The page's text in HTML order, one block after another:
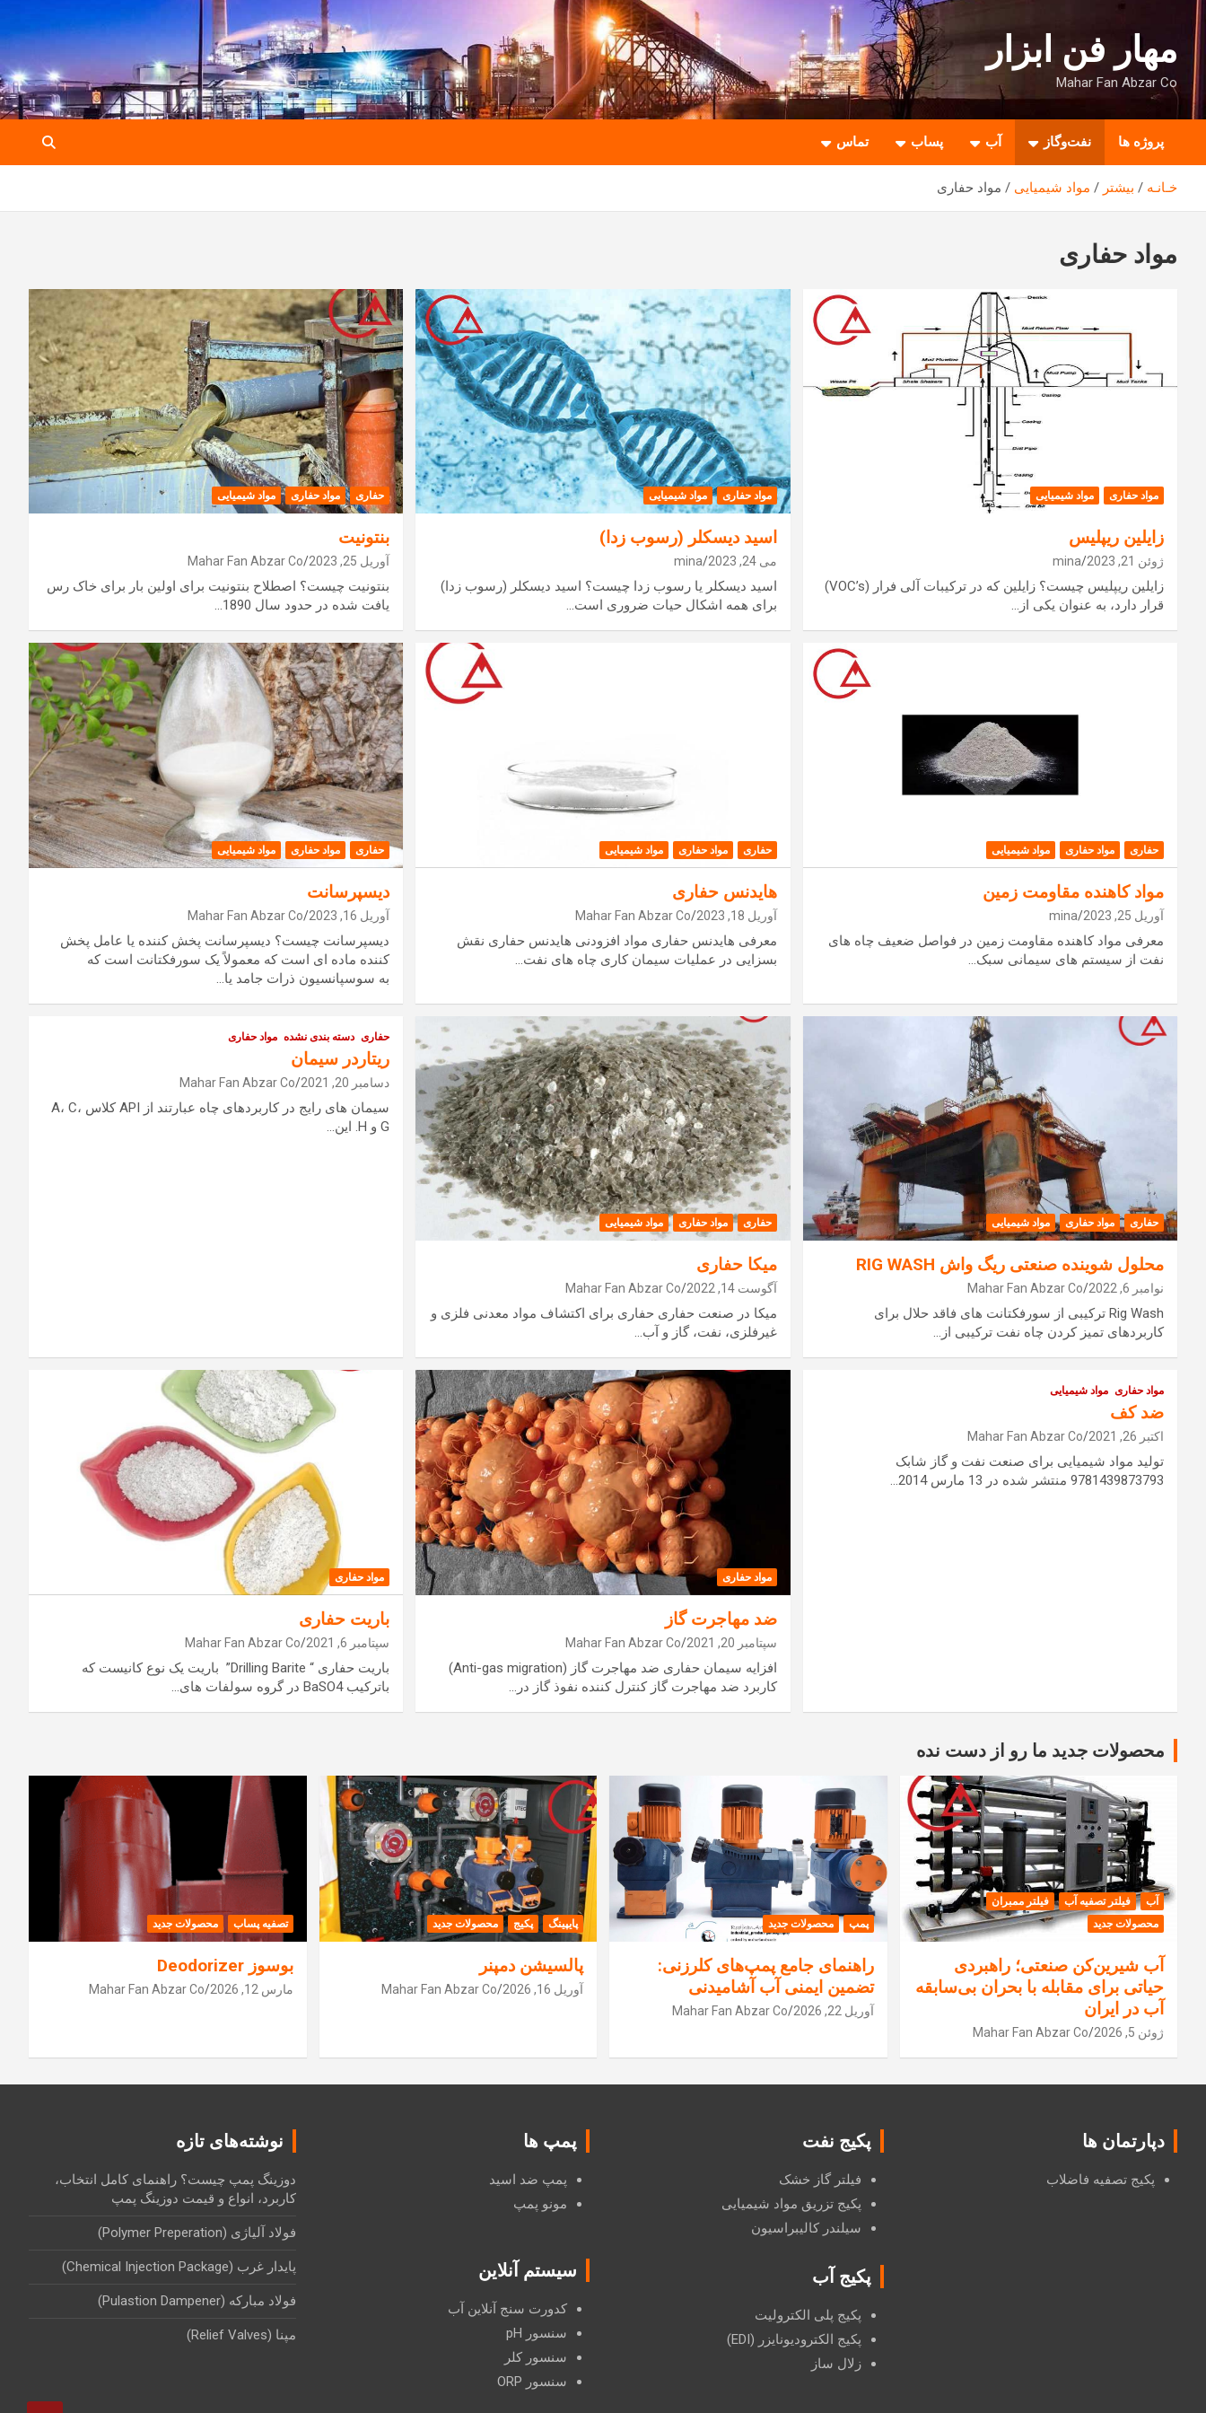
به
محتوا
بروید
مهار فن ابزار
Mahar Fan Abzar Co
پروژه ها نفت‌وگاز آب پساب تماس
خـانـه بیشتر مواد شیمیایی مواد حفاری
مواد حفاری
مواد حفاری مواد شیمیایی
زایلین ریپلیس
ژوئن 21, 2023 mina
زایلین ریپلیس چیست؟ زایلین که در ترکیبات آلی فرار (VOC’s)
قرار دارد، به عنوان یکی از…
مواد حفاری مواد شیمیایی
اسید دیسکلر (رسوب زدا)
می 24, 2023 mina
اسید دیسکلر یا رسوب زدا چیست؟ اسید دیسکلر (رسوب زدا)
برای همه اشکال حیات ضروری است…
حفاری مواد حفاری مواد شیمیایی
بنتونیت
آوریل 25, 2023 Mahar Fan Abzar Co
بنتونیت چیست؟ اصطلاح بنتونیت برای اولین بار برای خاک رس
یافت شده در حدود سال 1890…
حفاری مواد حفاری مواد شیمیایی
مواد کاهنده مقاومت زمین
آوریل 25, 2023 mina
معرفی مواد کاهنده مقاومت زمین در فواصل ضعیف چاه های
نفت از سیستم های سیمانی سبک…
حفاری مواد حفاری مواد شیمیایی
هایدنس حفاری
آوریل 18, 2023 Mahar Fan Abzar Co
معرفی هایدنس حفاری مواد افزودنی هایدنس حفاری نقش
بسزایی در عملیات سیمان کاری چاه های نفت…
حفاری مواد حفاری مواد شیمیایی
دیسپرسانت
آوریل 16, 2023 Mahar Fan Abzar Co
دیسپرسانت چیست؟ دیسپرسانت پخش کننده یا عامل پخش
کننده ماده ای است که معمولاً یک سورفکتانت است که
به سوسپانسیون ذرات جامد یا…
حفاری مواد حفاری مواد شیمیایی
محلول شوینده صنعتی ریگ واش RIG WASH
نوامبر 6, 2022 Mahar Fan Abzar Co
Rig Wash ترکیبی از سورفکتانت های فاقد حلال برای
کاربردهای تمیز کردن چاه نفت ترکیبی از…
حفاری مواد حفاری مواد شیمیایی
میکا حفاری
آگوست 14, 2022 Mahar Fan Abzar Co
میکا در صنعت حفاری حفاری برای اکتشاف مواد معدنی فلزی و
غیرفلزی، نفت، گاز و آب…
حفاری دسته بندی نشده مواد حفاری
ریتاردر سیمان
دسامبر 20, 2021 Mahar Fan Abzar Co
سیمان های رایج در کاربردهای چاه عبارتند از API کلاس A، C،
G و H. این…
مواد حفاری مواد شیمیایی
ضد کف
اکتبر 26, 2021 Mahar Fan Abzar Co
تولید مواد شیمیایی برای صنعت نفت و گاز شابک
9781439873793 منتشر شده در 13 مارس 2014…
مواد حفاری
ضد مهاجرت گاز
سپتامبر 20, 2021 Mahar Fan Abzar Co
افزایه سیمان حفاری ضد مهاجرت گاز (Anti-gas migration)
کاربرد ضد مهاجرت گاز کنترل کننده نفوذ گاز در…
مواد حفاری
باریت حفاری
سپتامبر 6, 2021 Mahar Fan Abzar Co
باریت حفاری “ Drilling Barite” باریت یک نوع کانیست که
باترکیب BaSO4 در گروه سولفات های…
محصولات جدید ما رو از دست نده
آب فیلتر تصفیه آب
فیلتر ممبران
محصولات جدید
آب شیرین‌کن صنعتی؛ راهبردی
حیاتی برای مقابله با بحران بی‌سابقه
آب در ایران
ژوئن 5, 2026 Mahar Fan Abzar Co
پمپ محصولات جدید
راهنمای جامع پمپ‌های کلرزنی:
تضمین ایمنی آب آشامیدنی
آوریل 22, 2026 Mahar Fan Abzar Co
پایپینگ پکیج محصولات جدید
پالسیشن دمپنر
آوریل 16, 2026 Mahar Fan Abzar Co
تصفیه پساب محصولات جدید
بوسوز Deodorizer
مارس 12, 2026 Mahar Fan Abzar Co
دپارتمان ها
پکیج تصفیه فاضلاب
پکیج نفت
فیلتر گاز خشک
پکیج تزریق مواد شیمیایی
سیلندر کالیبراسیون
پکیج آب
پکیج پلی الکترولیت
پکیج الکترودیونایزر (EDI)
زلال ساز
پمپ ها
پمپ ضد اسید
مونو پمپ
سیستم آنلاین
کدورت سنج آنلاین آب
سنسور pH
سنسور کلر
سنسور ORP
نوشته‌های تازه
دوزینگ پمپ چیست؟ راهنمای کامل انتخاب،
کاربرد، انواع و قیمت دوزینگ پمپ
فولاد آلیاژی (Polymer Preperation)
پایدار غرب (Chemical Injection Package)
فولاد مبارکه (Pulastion Dampener)
مپنا (Relief Valves)